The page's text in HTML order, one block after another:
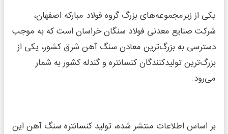
یکی از زیرمجموعه‌های بزرگ گروه فولاد مبارکه اصفهان،
شرکت صنایع معدنی فولاد سنگان خراسان است که به موجب
دسترسی به بزرگ‌ترین معادن سنگ آهن شرق کشور، یکی از
بزرگ‌ترین تولیدکنندگان کنسانتره و گندله کشور به شمار
می‌رود.
بر اساس اطلاعات منتشر شده، تولید کنسانتره سنگ آهن این